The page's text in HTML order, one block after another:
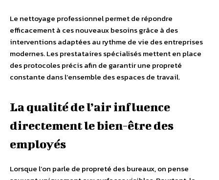
Le nettoyage professionnel permet de répondre
efficacement à ces nouveaux besoins grâce à des
interventions adaptées au rythme de vie des entreprises
modernes. Les prestataires spécialisés mettent en place
des protocoles précis afin de garantir une propreté
constante dans l’ensemble des espaces de travail.
La qualité de l’air influence
directement le bien-être des
employés
Lorsque l’on parle de propreté des bureaux, on pense